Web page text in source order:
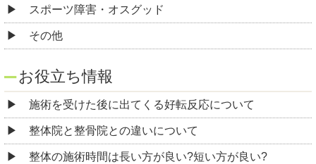
スポーツ障害・オスグッド
その他
お役立ち情報
施術を受けた後に出てくる好転反応について
整体院と整骨院との違いについて
整体の施術時間は長い方が良い?短い方が良い?